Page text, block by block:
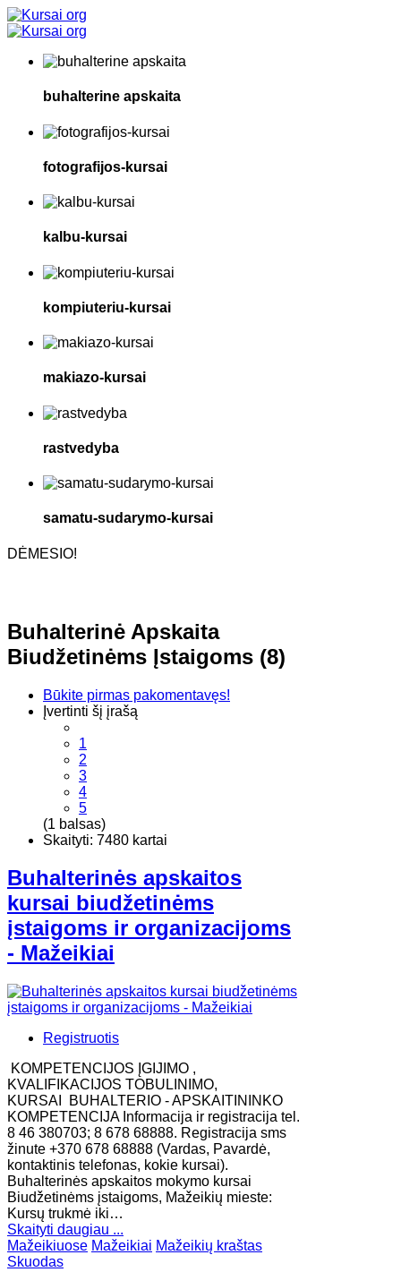
buhalterine apskaita
fotografijos-kursai
kalbu-kursai
kompiuteriu-kursai
makiazo-kursai
rastvedyba
samatu-sudarymo-kursai
DĖMESIO!
Buhalterinė Apskaita
Biudžetinėms Įstaigoms (8)
Būkite pirmas pakomentavęs!
Įvertinti šį įrašą
1
2
3
4
5
(1 balsas)
Skaityti: 7480 kartai
Buhalterinės apskaitos
kursai biudžetinėms
įstaigoms ir organizacijoms
- Mažeikiai
Registruotis
KOMPETENCIJOS ĮGIJIMO ,
KVALIFIKACIJOS TOBULINIMO,
KURSAI BUHALTERIO - APSKAITININKO
KOMPETENCIJA Informacija ir registracija tel.
8 46 380703; 8 678 68888. Registracija sms
žinute +370 678 68888 (Vardas, Pavardė,
kontaktinis telefonas, kokie kursai).
Buhalterinės apskaitos mokymo kursai
Biudžetinėms įstaigoms, Mažeikių mieste:
Kursų trukmė iki…
Skaityti daugiau ...
Mažeikiuose Mažeikiai Mažeikių kraštas
Skuodas